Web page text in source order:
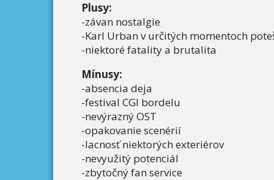
Plusy:
-závan nostalgie
-Karl Urban v určitých momentoch
-niektoré fatality a brutalita
Mínusy:
-absencia deja
-festival CGI bordelu
-nevýrazný OST
-opakovanie scenérií
-lacnosť niektorých exteriérov
-nevyužitý potenciál
-zbytočný fan service